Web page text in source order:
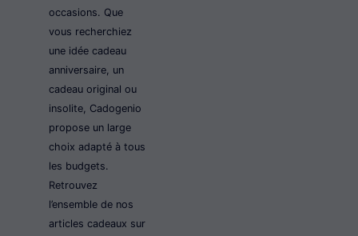
occasions. Que
vous recherchiez
une idée cadeau
anniversaire, un
cadeau original ou
insolite, Cadogenio
propose un large
choix adapté à tous
les budgets.
Retrouvez
l’ensemble de nos
articles cadeaux sur